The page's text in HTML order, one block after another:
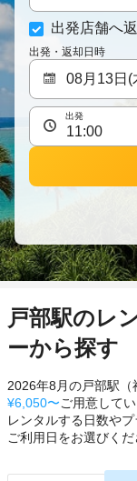
出発店舗へ
出発・返却日時
出発
戸部駅のレ
ーから探す
2026年8月の戸部駅（
¥6,050〜ご用意してい
レンタルする日数や
ご利用日をお選びくだ